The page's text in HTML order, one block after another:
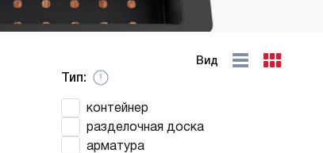
Вид
Тип:
контейнер
разделочная доска
арматура